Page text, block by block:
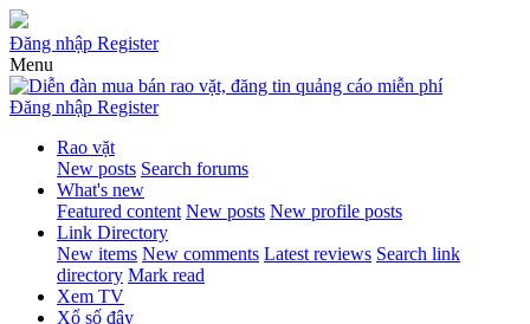
Đăng nhập Register
Menu
Đăng nhập Register
Rao vặt
New posts Search forums
What's new
Featured content New posts New profile posts
Link Directory
New items New comments Latest reviews Search link
directory Mark read
Xem TV
Xổ số đây